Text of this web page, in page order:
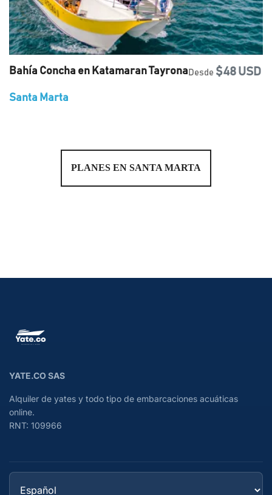
Bahía Concha en Katamaran Tayrona Desde $48 USD
Santa Marta
PLANES EN SANTA MARTA
YATE.CO SAS
Alquiler de yates y todo tipo de embarcaciones acuáticas
online.
RNT: 109966